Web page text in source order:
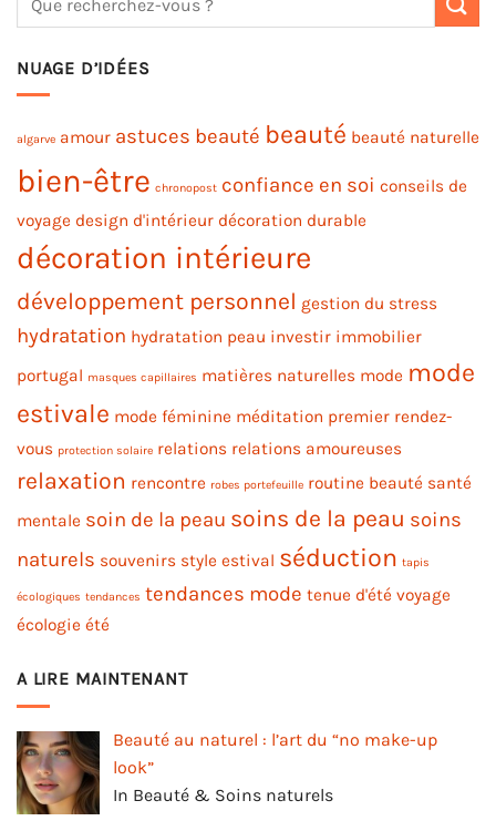
NUAGE D’IDÉES
algarve amour astuces beauté beauté beauté naturelle
bien-être chronopost confiance en soi conseils de
voyage design d'intérieur décoration durable
décoration intérieure
développement personnel gestion du stress
hydratation hydratation peau investir immobilier
portugal masques capillaires matières naturelles mode mode
estivale mode féminine méditation premier rendez-
vous protection solaire relations relations amoureuses
relaxation rencontre robes portefeuille routine beauté santé
mentale soin de la peau soins de la peau soins
naturels souvenirs style estival séduction tapis
écologiques tendances tendances mode tenue d'été voyage
écologie été
A LIRE MAINTENANT
Beauté au naturel : l’art du “no make-up
look”
In Beauté & Soins naturels